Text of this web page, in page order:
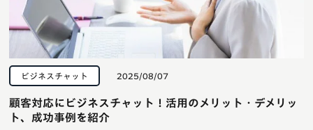
ビジネスチャット 2025/08/07
顧客対応にビジネスチャット！活用のメリット・デメリッ
ト、成功事例を紹介